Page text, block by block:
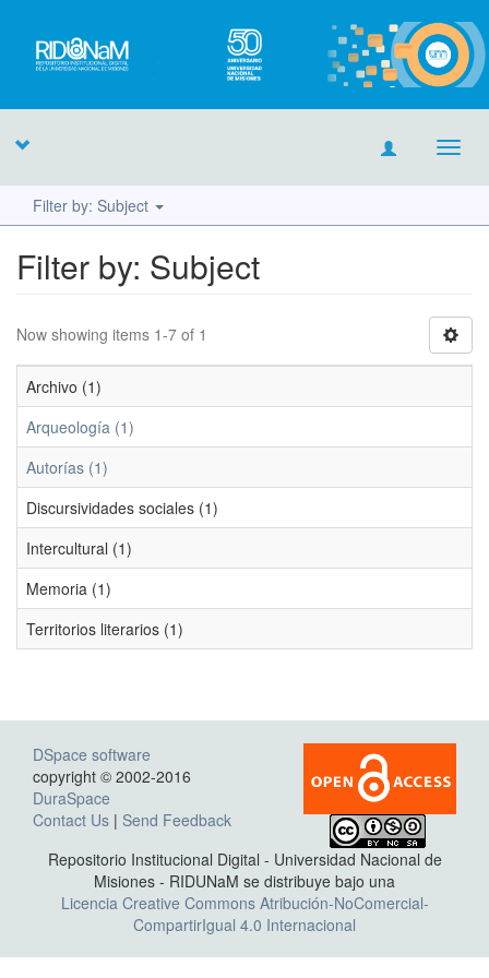
Filter by: Subject
Filter by: Subject
Now showing items 1-7 of 1
Archivo (1)
Arqueología (1)
Autorías (1)
Discursividades sociales (1)
Intercultural (1)
Memoria (1)
Territorios literarios (1)
DSpace software
copyright © 2002-2016
DuraSpace
Contact Us | Send Feedback
Repositorio Institucional Digital - Universidad Nacional de
Misiones - RIDUNaM se distribuye bajo una
Licencia Creative Commons Atribución-NoComercial-
CompartirIgual 4.0 Internacional